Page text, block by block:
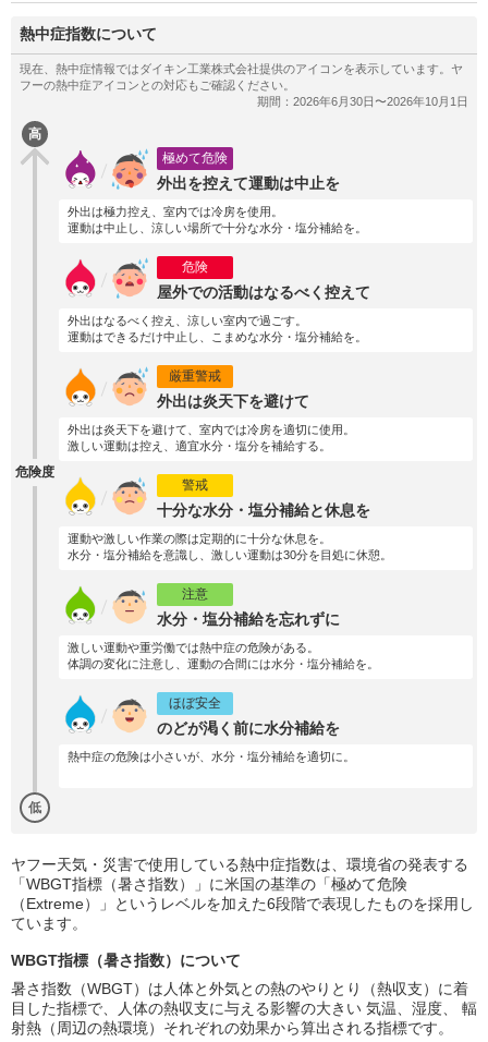
熱中症指数について
高
危険度
低
極めて危険
外出を控えて運動は中止を
外出は極力控え、室内では冷房を使用。
運動は中止し、涼しい場所で十分な水分・塩分補給を。
危険
屋外での活動はなるべく控えて
外出はなるべく控え、涼しい室内で過ごす。
運動はできるだけ中止し、こまめな水分・塩分補給を。
厳重警戒
外出は炎天下を避けて
外出は炎天下を避けて、室内では冷房を適切に使用。
激しい運動は控え、適宜水分・塩分を補給する。
警戒
十分な水分・塩分補給と休息を
運動や激しい作業の際は定期的に十分な休息を。
水分・塩分補給を意識し、激しい運動は30分を目処に休憩。
注意
水分・塩分補給を忘れずに
激しい運動や重労働では熱中症の危険がある。
体調の変化に注意し、運動の合間には水分・塩分補給を。
ほぼ安全
のどが渇く前に水分補給を
熱中症の危険は小さいが、水分・塩分補給を適切に。
ヤフー天気・災害で使用している熱中症指数は、環境省の発表する
「WBGT指標（暑さ指数）」に米国の基準の「極めて危険
（Extreme）」というレベルを加えた6段階で表現したものを採用し
ています。
WBGT指標（暑さ指数）について
暑さ指数（WBGT）は人体と外気との熱のやりとり（熱収支）に着
目した指標で、人体の熱収支に与える影響の大きい 気温、湿度、 輻
射熱（周辺の熱環境）それぞれの効果から算出される指標です。